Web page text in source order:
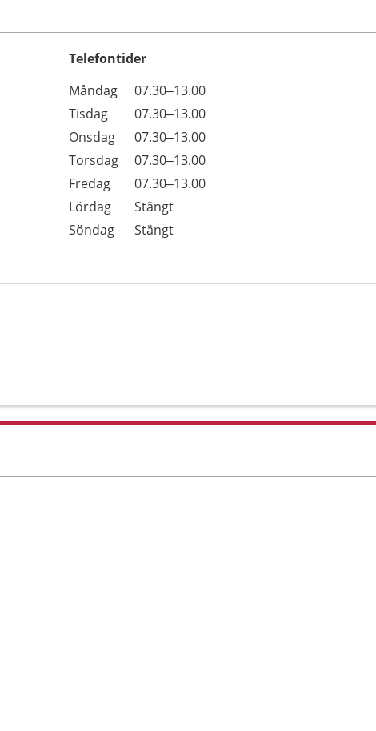
Telefontider
Dag
Öppettider
Kommentarer
Måndag
07.30–13.00
Tisdag
07.30–13.00
Onsdag
07.30–13.00
Torsdag
07.30–13.00
Fredag
07.30–13.00
Lördag
Stängt
Söndag
Stängt